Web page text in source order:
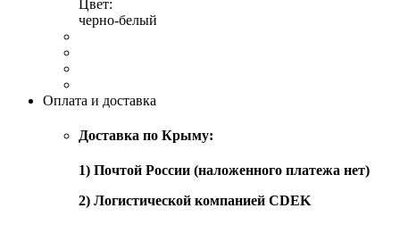
Цвет:
черно-белый
Оплата и доставка
Доставка по Крыму:
1) Почтой России (наложенного платежа нет)
2) Логистической компанией CDEK